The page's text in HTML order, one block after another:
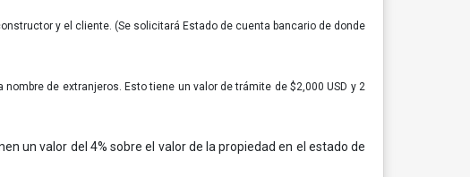
y el cliente. (Se solicitará Estado de cuenta bancario de donde
de extranjeros. Esto tiene un valor de trámite de $2,000 USD y 2
un valor del 4% sobre el valor de la propiedad en el estado de